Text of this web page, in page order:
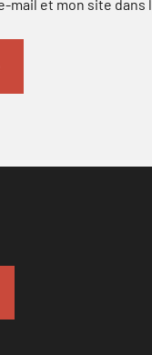
mail et mon site